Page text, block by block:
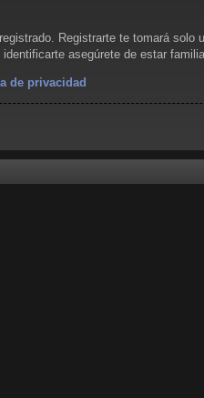
Registrarte te tomará
asegúrete de estar
de privacidad